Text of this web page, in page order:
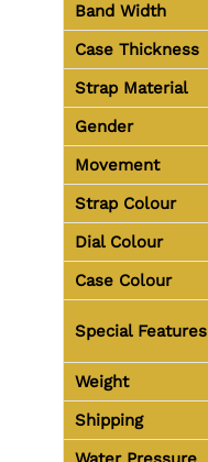
Band Width
Case Thickness
Strap Material
Gender
Movement
Strap Colour
Dial Colour
Case Colour
Special Features
Weight
Shipping